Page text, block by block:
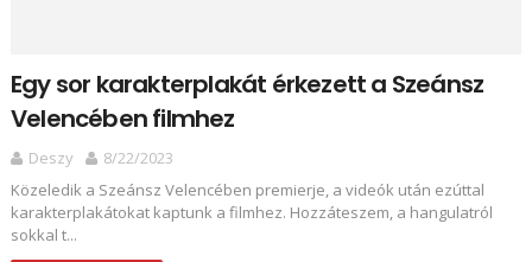
Egy sor karakterplakát érkezett a Szeánsz
Velencében filmhez
Deszy
8/22/2023
Közeledik a Szeánsz Velencében premierje, a videók után ezúttal
karakterplakátokat kaptunk a filmhez. Hozzáteszem, a hangulatról
sokkal t...